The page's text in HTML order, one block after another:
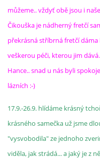
můžeme.. vždyť obě jsou i
Čikouška je nádherný fretčí
překrásná stříbrná fretčí
veškerou péči, kterou jim
Hance.. snad u nás byli
lázních :-)
17.9.-26.9. hlídáme krásný
krásného samečka už jsme
"vysvobodila" ze jednoho
viděla, jak strádá... a jaký je z